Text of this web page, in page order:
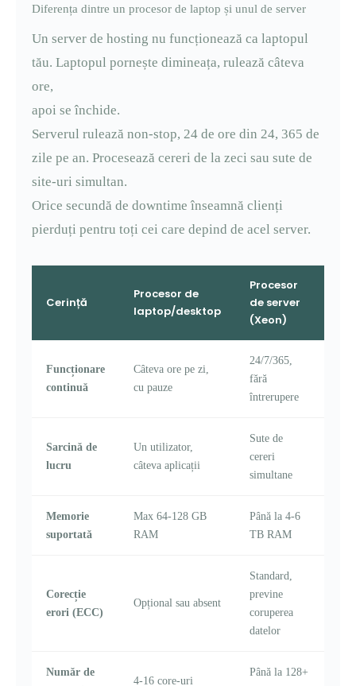
Diferența dintre un procesor de laptop și unul de server
Un server de hosting nu funcționează ca laptopul
tău. Laptopul pornește dimineața, rulează câteva
ore,
apoi se închide.
Serverul rulează non-stop, 24 de ore din 24, 365 de
zile pe an. Procesează cereri de la zeci sau sute de
site-uri simultan.
Orice secundă de downtime înseamnă clienți
pierduți pentru toți cei care depind de acel server.
Cerință
Procesor de
laptop/desktop
Procesor
de server
(Xeon)
Funcționare
continuă
Câteva ore pe zi,
cu pauze
24/7/365,
fără
întrerupere
Sarcină de
lucru
Un utilizator,
câteva aplicații
Sute de
cereri
simultane
Memorie
suportată
Max 64-128 GB
RAM
Până la 4-6
TB RAM
Corecție
erori (ECC)
Opțional sau absent
Standard,
previne
coruperea
datelor
Număr de
4-16 core-uri
Până la 128+